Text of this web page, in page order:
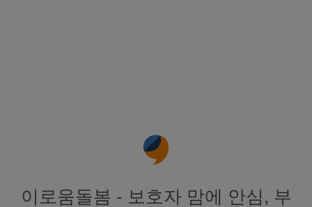
이로움돌봄 - 보호자 맘에 안심, 부